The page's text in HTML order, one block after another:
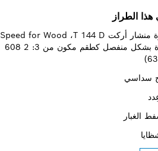
الطراز
1 شفرة منشار أركت T 144 D‏، Speed for Wood
(متوفرة بشكل منفصل كطقم مكون من 3: 2 ‎608
الغبار